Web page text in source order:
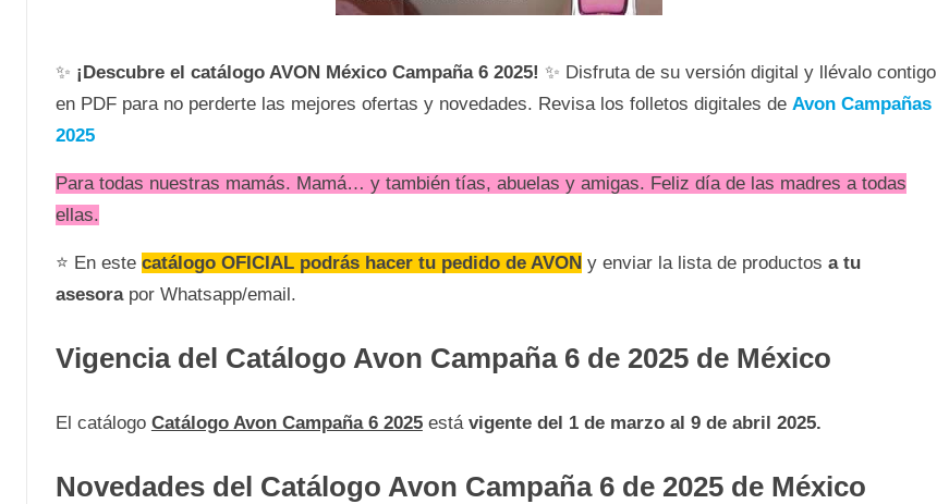
✨ ¡Descubre el catálogo AVON México Campaña 6 2025! ✨ Disfruta de su versión digital y llévalo contigo
en PDF para no perderte las mejores ofertas y novedades. Revisa los folletos digitales de Avon Campañas
2025
Para todas nuestras mamás. Mamá… y también tías, abuelas y amigas. Feliz día de las madres a todas
ellas.
⭐ En este catálogo OFICIAL podrás hacer tu pedido de AVON y enviar la lista de productos a tu
asesora por Whatsapp/email.
Vigencia del Catálogo Avon Campaña 6 de 2025 de México
El catálogo Catálogo Avon Campaña 6 2025está vigente del 1 de marzo al 9 de abril 2025.
Novedades del Catálogo Avon Campaña 6 de 2025 de México